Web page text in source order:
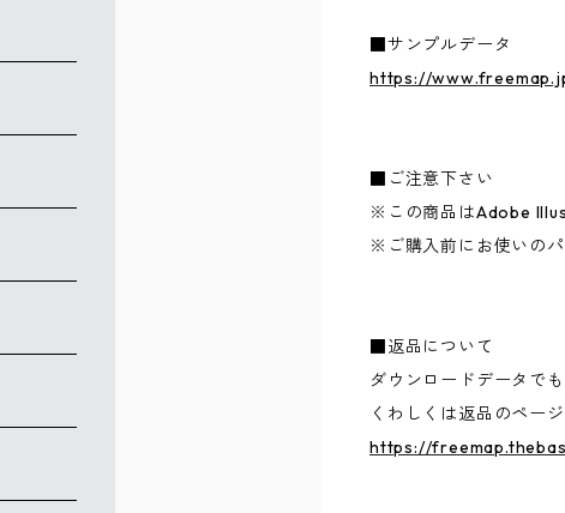
■サンプルデータ
https://
■ご注意下さい
※この商品はAdobe
※ご購入前にお使いの
■返品について
ダウンロードデータで
くわしくは返品のペー
https://